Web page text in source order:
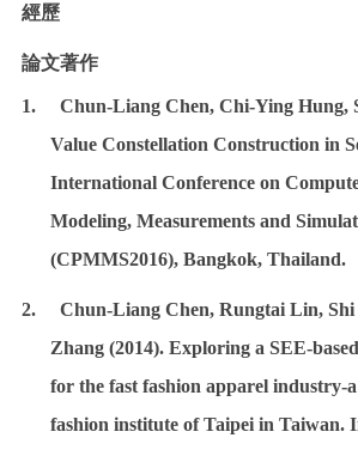
經歷
論文著作
1. Chun-Liang Chen, Chi-Ying Hung,
Value Constellation Construction in
International Conference on
Modeling, Measurements and
(CPMMS2016), Bangkok, Thailand.
2. Chun-Liang Chen, Rungtai Lin, Shi
Zhang (2014). Exploring a SEE-
for the fast fashion apparel industry-a
fashion institute of Taipei in Taiwan.